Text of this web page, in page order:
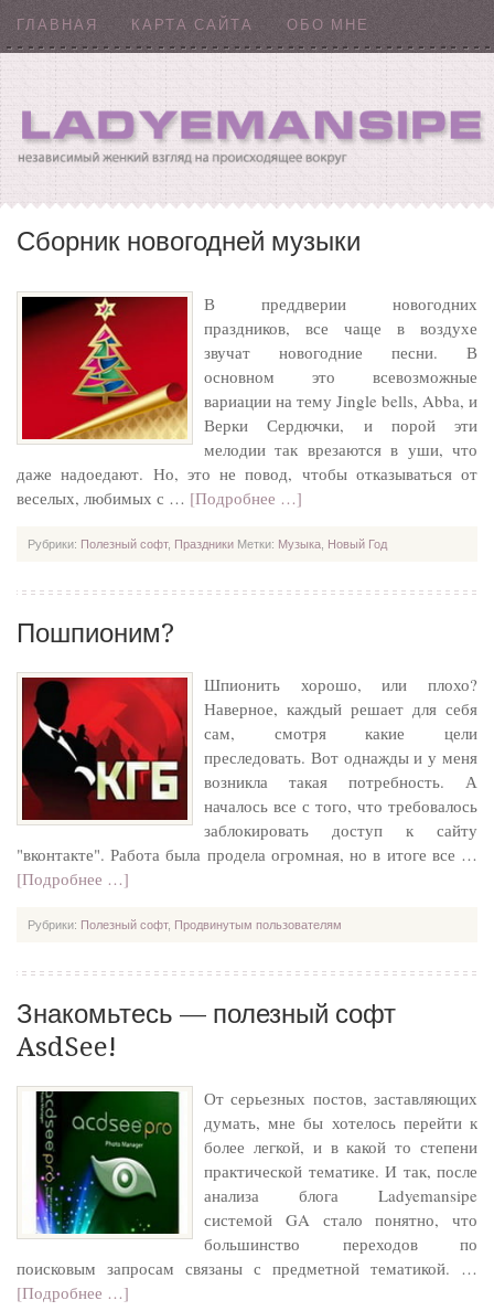
ГЛАВНАЯ КАРТА САЙТА ОБО МНЕ
Сборник новогодней музыки
В преддверии новогодних
праздников, все чаще в воздухе
звучат новогодние песни. В
основном это всевозможные
вариации на тему Jingle bells, Abba, и
Верки Сердючки, и порой эти
мелодии так врезаются в уши, что
даже надоедают. Но, это не повод, чтобы отказываться от
веселых, любимых с … [Подробнее …]
Рубрики: Полезный софт, Праздники Метки: Музыка Новый Год
Пошпионим?
Шпионить хорошо, или плохо?
Наверное, каждый решает для себя
сам, смотря какие цели
преследовать. Вот однажды и у меня
возникла такая потребность. А
началось все с того, что требовалось
заблокировать доступ к сайту
"вконтакте". Работа была продела огромная, но в итоге все …
[Подробнее …]
Рубрики: Полезный софт, Продвинутым пользователям
Знакомьтесь — полезный софт
AsdSee!
От серьезных постов, заставляющих
думать, мне бы хотелось перейти к
более легкой, и в какой то степени
практической тематике. И так, после
анализа блога Ladyemansipe
системой GA стало понятно, что
большинство переходов по
поисковым запросам связаны с предметной тематикой. …
[Подробнее …]